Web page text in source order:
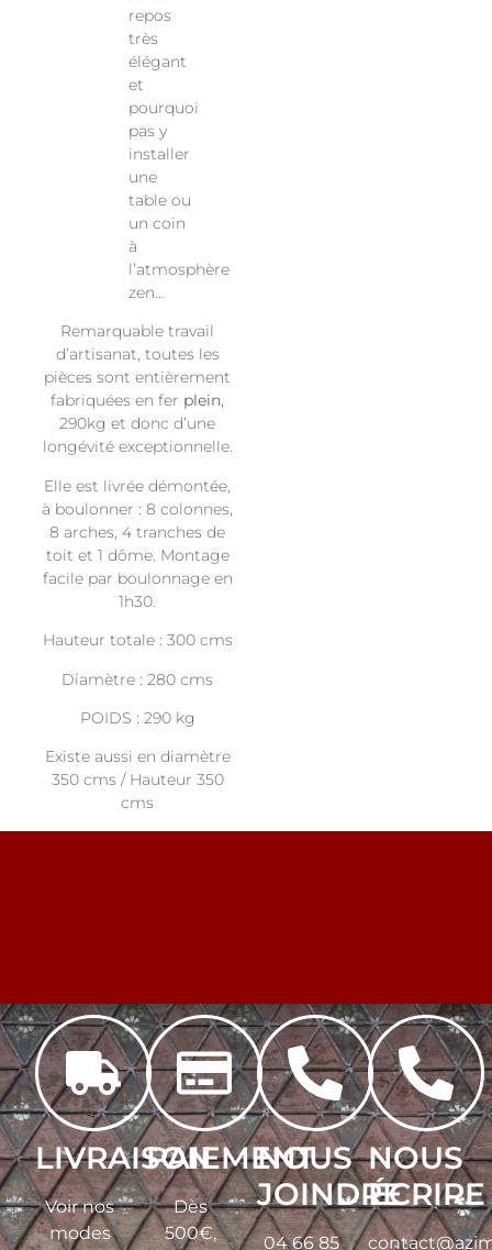
repos
très
élégant
et
pourquoi
pas y
installer
une
table ou
un coin
à
l’atmosphère
zen…
Remarquable travail
d’artisanat, toutes les
pièces sont entièrement
fabriquées en fer plein,
290kg et donc d’une
longévité exceptionnelle.
Elle est livrée démontée,
à boulonner : 8 colonnes,
8 arches, 4 tranches de
toit et 1 dôme. Montage
facile par boulonnage en
1h30.
Hauteur totale : 300 cms
Diamètre : 280 cms
POIDS : 290 kg
Existe aussi en diamètre
350 cms / Hauteur 350
cms
LIVRAISON
Voir nos
modes
PAIEMENT
Dès
500€,
NOUS
JOINDRE
04 66 85
NOUS
ÉCRIRE